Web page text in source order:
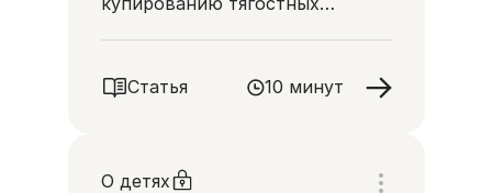
ребенка
Статья 10 минут
О детях